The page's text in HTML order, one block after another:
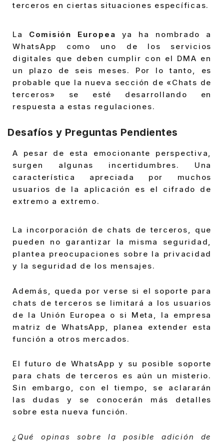
terceros en ciertas situaciones específicas.
La Comisión Europea ya ha nombrado a
WhatsApp como uno de los servicios
digitales que deben cumplir con el DMA en
un plazo de seis meses. Por lo tanto, es
probable que la nueva sección de «Chats de
terceros» se esté desarrollando en
respuesta a estas regulaciones.
Desafíos y Preguntas Pendientes
A pesar de esta emocionante perspectiva,
surgen algunas incertidumbres. Una
característica apreciada por muchos
usuarios de la aplicación es el cifrado de
extremo a extremo.
La incorporación de chats de terceros, que
pueden no garantizar la misma seguridad,
plantea preocupaciones sobre la privacidad
y la seguridad de los mensajes.
Además, queda por verse si el soporte para
chats de terceros se limitará a los usuarios
de la Unión Europea o si Meta, la empresa
matriz de WhatsApp, planea extender esta
función a otros mercados.
El futuro de WhatsApp y su posible soporte
para chats de terceros es aún un misterio.
Sin embargo, con el tiempo, se aclararán
las dudas y se conocerán más detalles
sobre esta nueva función.
¿Qué opinas sobre la posible adición de